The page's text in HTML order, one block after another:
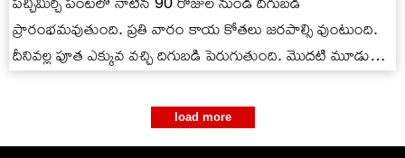
ప్రారంభమవుతుంది. ప్రతి వారం కాయ కోతలు జరపాల్సి వుంటుంది.
దీనివల్ల పూత ఎక్కువ వచ్చి దిగుబడి పెరుగుతుంది. మొదటి మూడు
load more